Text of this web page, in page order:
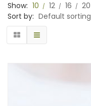
Show: 10 12 16 20
Sort by: Default sorting